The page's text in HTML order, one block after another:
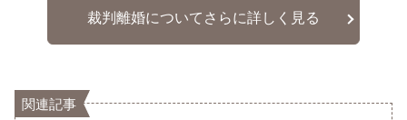
裁判離婚についてさらに詳しく見る
関連記事